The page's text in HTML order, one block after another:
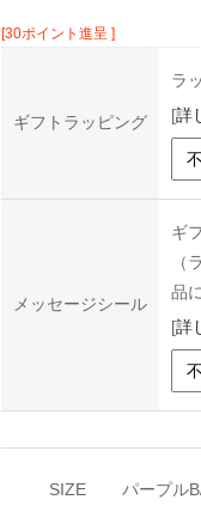
[30ポイント進呈 ]
ギフトラッピング
ラ
[詳
メッセージシール
ギ
（
品
[詳
SIZE パープル